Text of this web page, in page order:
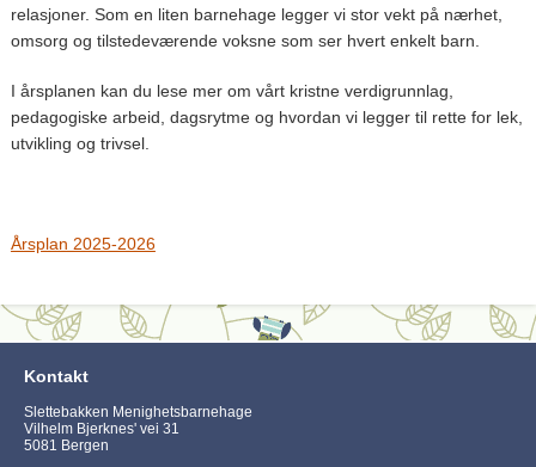
relasjoner. Som en liten barnehage legger vi stor vekt på nærhet,
omsorg og tilstedeværende voksne som ser hvert enkelt barn.
I årsplanen kan du lese mer om vårt kristne verdigrunnlag,
pedagogiske arbeid, dagsrytme og hvordan vi legger til rette for lek,
utvikling og trivsel.
Årsplan 2025-2026
Kontakt
Slettebakken Menighetsbarnehage
Vilhelm Bjerknes' vei 31
5081 Bergen